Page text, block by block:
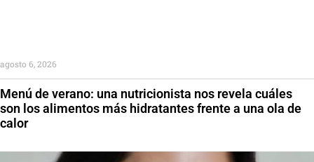
Menú de verano: una nutricionista nos revela cuáles
son los alimentos más hidratantes frente a una ola de
calor
agosto 6, 2026